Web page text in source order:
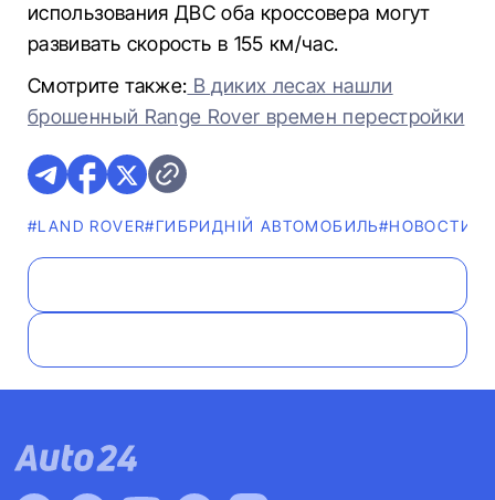
использования ДВС оба кроссовера могут
развивать скорость в 155 км/час.
Смотрите также: В диких лесах нашли
брошенный Range Rover времен перестройки
#LAND ROVER#ГИБРИДНІЙ АВТОМОБИЛЬ#НОВОСТИ